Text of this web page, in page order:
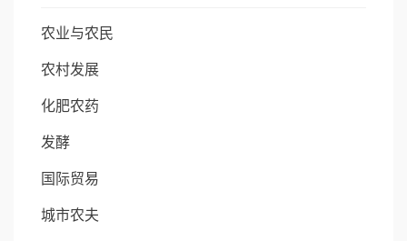
农业与农民
农村发展
化肥农药
发酵
国际贸易
城市农夫